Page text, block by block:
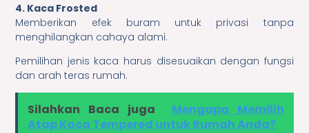
4. Kaca Frosted
Memberikan efek buram untuk privasi tanpa
menghilangkan cahaya alami.
Pemilihan jenis kaca harus disesuaikan dengan fungsi
dan arah teras rumah.
Silahkan Baca juga
Mengapa Memilih
Atap Kaca Tempered untuk Rumah Anda?